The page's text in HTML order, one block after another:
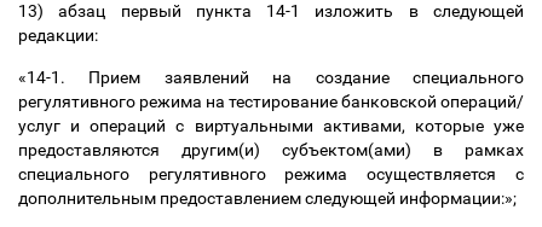
13) абзац первый пункта 14-1 изложить в следующей
редакции:
«14-1. Прием заявлений на создание специального
регулятивного режима на тестирование банковской операций/
услуг и операций с виртуальными активами, которые уже
предоставляются другим(и) субъектом(ами) в рамках
специального регулятивного режима осуществляется с
дополнительным предоставлением следующей информации:»;